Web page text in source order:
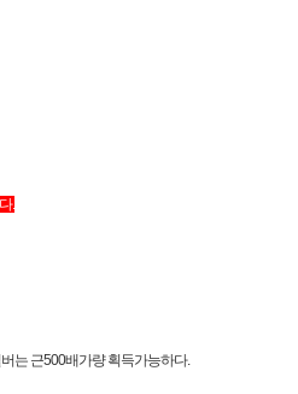
.
는 근500배가량 획득가능하다.